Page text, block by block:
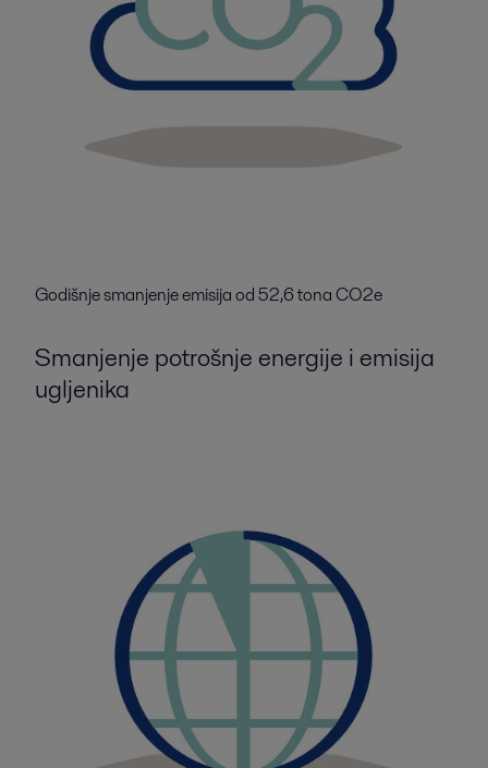
Godišnje smanjenje emisija od 52,6 tona CO2e
Smanjenje potrošnje energije i emisija
ugljenika